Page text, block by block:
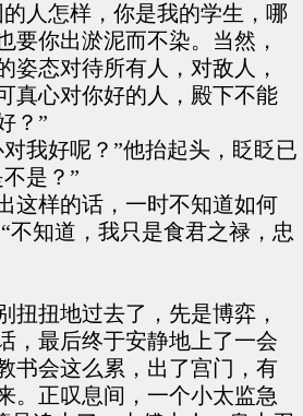
人怎样，你是我的学生，哪
要你出淤泥而不染。当然，
姿态对待所有人，对敌人，
真心对你好的人，殿下不能
？”
我好呢？”他抬起头，眨眨已
是？”
这样的话，一时不知道如何
不知道，我只是食君之禄，忠
扭扭地过去了，先是博弈，
，最后终于安静地上了一会
书会这么累，出了宫门，有
。正叹息间，一个小太监急